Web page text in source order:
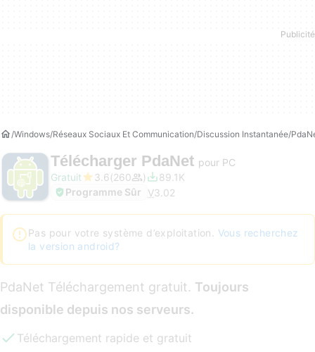
Windows Réseaux Sociaux Et Communication Discussion Instantanée
Télécharger PdaNet pour PC
Gratuit
3.6 260
89.1K
Programme Sûr
V3.02
Pas pour votre système d’exploitation. Vous recherchez
la version android?
PdaNet Téléchargement gratuit. Toujours
disponible depuis nos serveurs.
Téléchargement rapide et gratuit